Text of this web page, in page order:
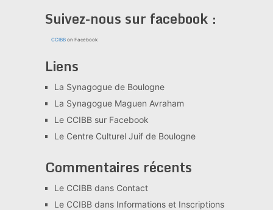
Suivez-nous sur facebook :
CCIBBon Facebook
Liens
La Synagogue de Boulogne
La Synagogue Maguen Avraham
Le CCIBB sur Facebook
Le Centre Culturel Juif de Boulogne
Commentaires récents
Le CCIBBdans Contact
Le CCIBBdans Informations et Inscriptions